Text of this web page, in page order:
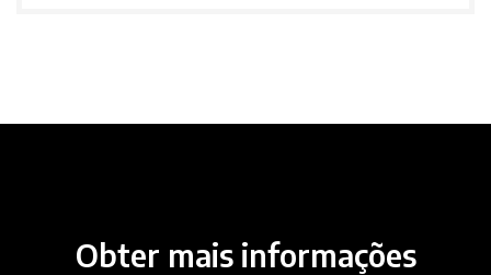
Obter mais informações